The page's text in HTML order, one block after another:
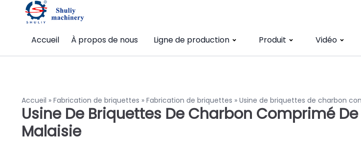
Accueil À propos de nous Ligne de production Produit Vidéo
Accueil » Fabrication de briquettes » Fabrication de briquettes » Usine de briquettes de charbon
Usine De Briquettes De Charbon Comprimé De
Malaisie